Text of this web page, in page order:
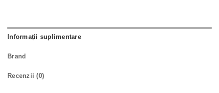
Informații suplimentare
Brand
Recenzii (0)